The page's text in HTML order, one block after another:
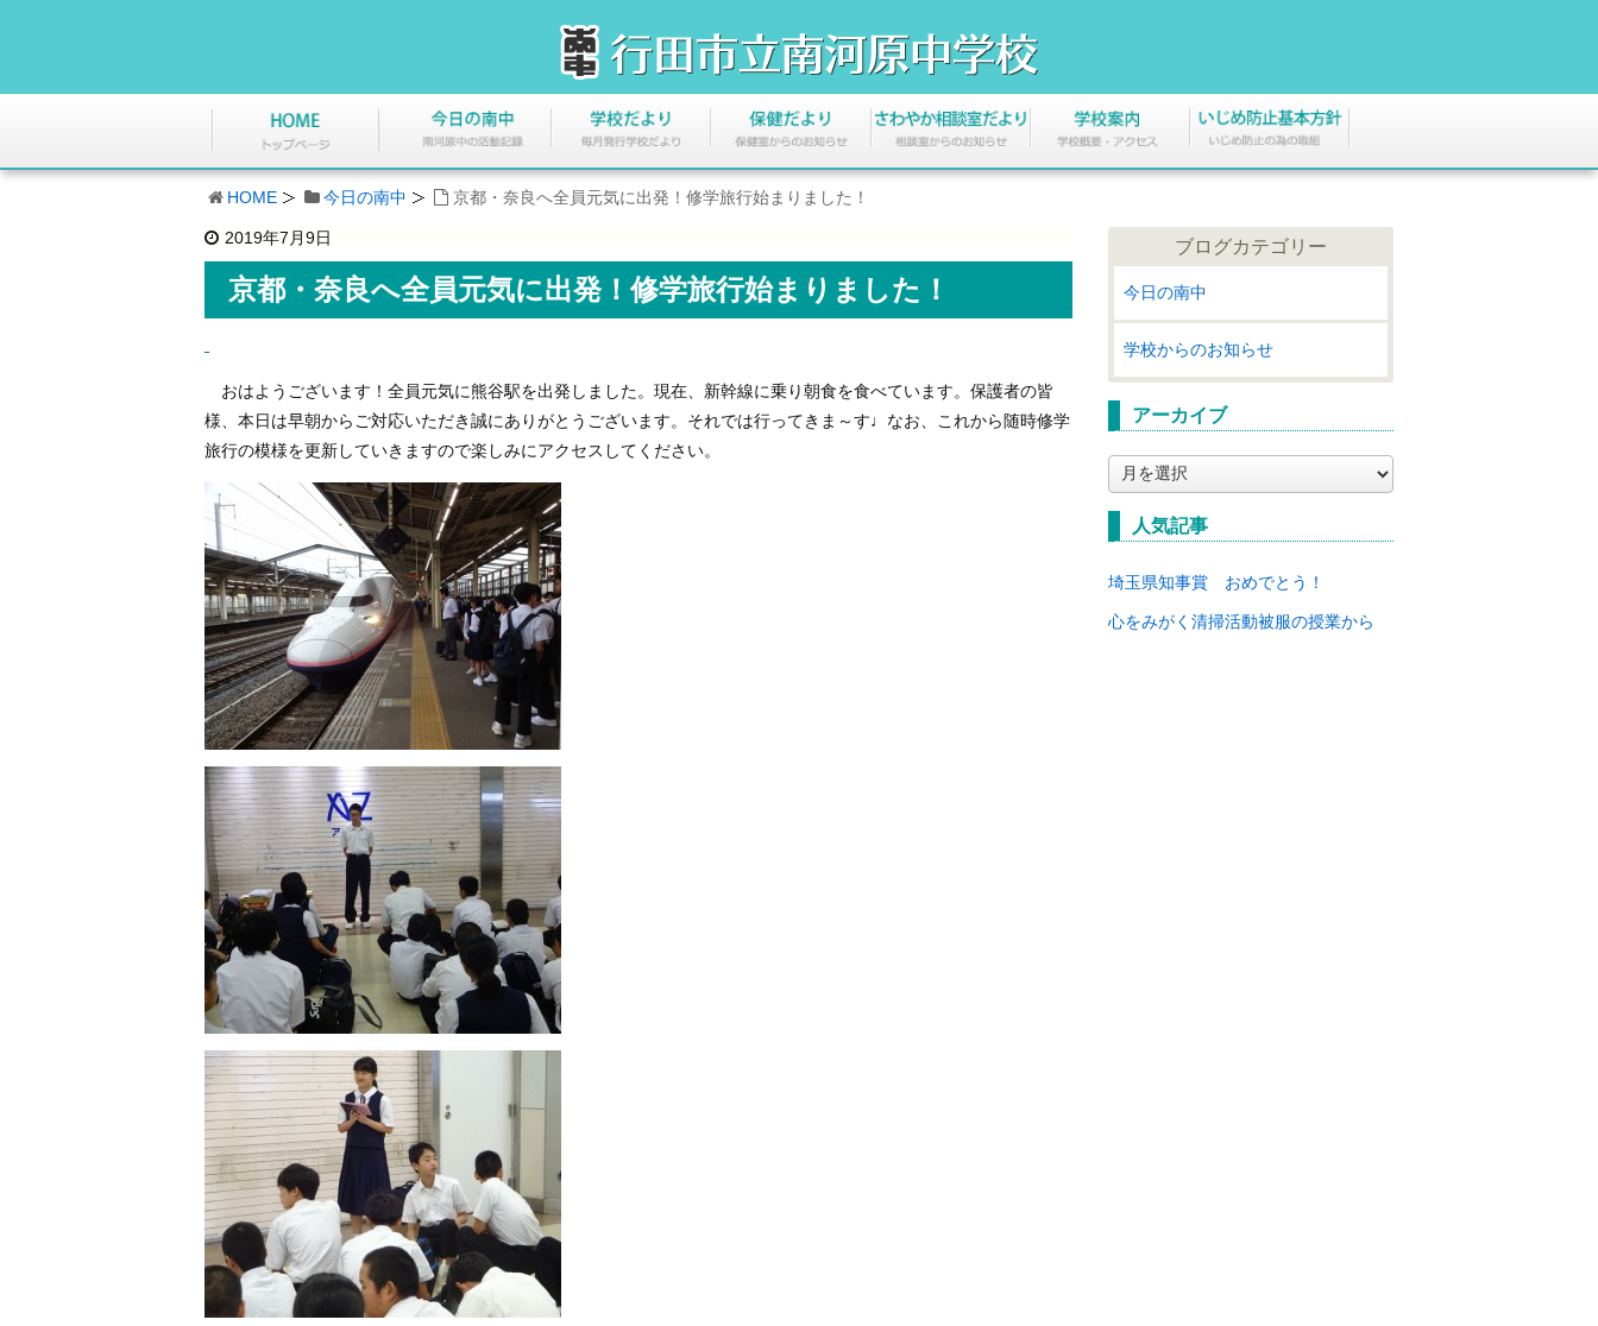
HOME 今日の南中 京都・奈良へ全員元気に出発！修学旅行始まりました！
2019年7月9日
京都・奈良へ全員元気に出発！修学旅行始まりました！
おはようございます！全員元気に熊谷駅を出発しました。現在、新幹線に乗り朝食を食べています。保護者の皆
様、本日は早朝からご対応いただき誠にありがとうございます。それでは行ってきま～す♩なお、これから随時修学
旅行の模様を更新していきますので楽しみにアクセスしてください。
ブログカテゴリー
今日の南中
学校からのお知らせ
アーカイブ
ー
カ
イ
人気記事
埼玉県知事賞 おめでとう！
心をみがく清掃活動被服の授業から